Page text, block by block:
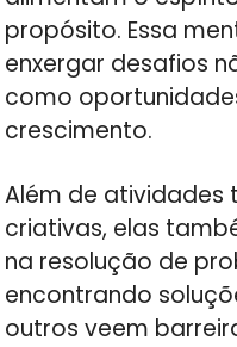
propósito. Essa
enxergar desafios
como
crescimento.
Além de atividades
criativas, elas
na resolução de
encontrando
outros veem